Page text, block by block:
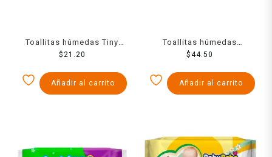
Toallitas húmedas Tiny
maxi con tapa 80 pzas
$21.20
Añadir al carrito
Toallitas húmedas
Huggies cuidado
$44.50
Añadir al carrito